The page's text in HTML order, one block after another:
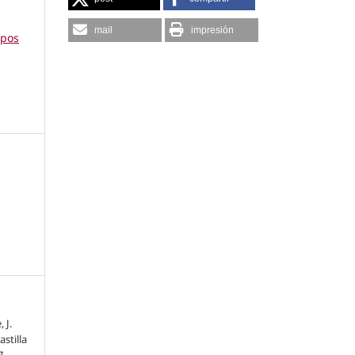
J.
mail impresión